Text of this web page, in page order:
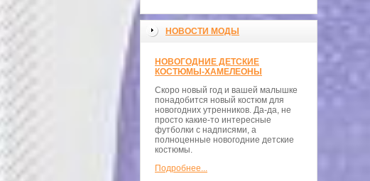
НОВОСТИ МОДЫ
НОВОГОДНИЕ ДЕТСКИЕ
КОСТЮМЫ-ХАМЕЛЕОНЫ
Скоро новый год и вашей малышке
понадобится новый костюм для
новогодних утренников. Да-да, не
просто какие-то интересные
футболки с надписями, а
полноценные новогодние детские
костюмы.
Подробнее...